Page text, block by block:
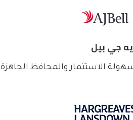
جي بيل
الاستثمار والمحافظ الجاهزة